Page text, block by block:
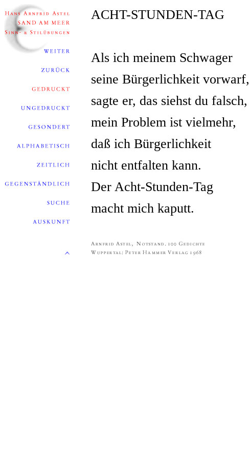
ACHT-STUNDEN-TAG
Als ich meinem Schwager
seine Bürgerlichkeit vorwarf,
sagte er, das siehst du falsch,
mein Problem ist vielmehr,
daß ich Bürgerlichkeit
nicht entfalten kann.
Der Acht-Stunden-Tag
macht mich kaputt.